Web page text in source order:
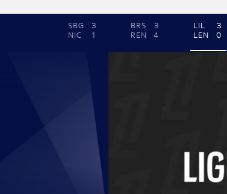
SBG
3
NIC
1
BRS
3
REN
4
LIL
3
LEN
0